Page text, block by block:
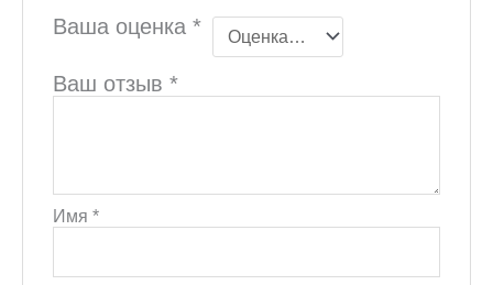
Ваша оценка*
Ваш отзыв*
Имя*